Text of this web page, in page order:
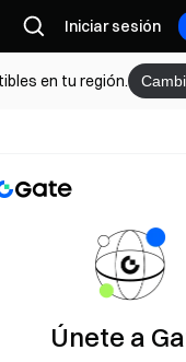
Iniciar sesión
en tu región.
publica mensajes
Únete a